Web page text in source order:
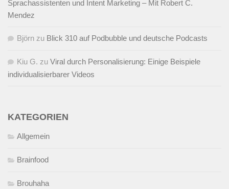
Sprachassistenten und Intent Marketing – Mit Robert C.
Mendez
Björn zu Blick 310 auf Podbubble und deutsche Podcasts
Kiu G. zu Viral durch Personalisierung: Einige Beispiele
individualisierbarer Videos
KATEGORIEN
Allgemein
Brainfood
Brouhaha